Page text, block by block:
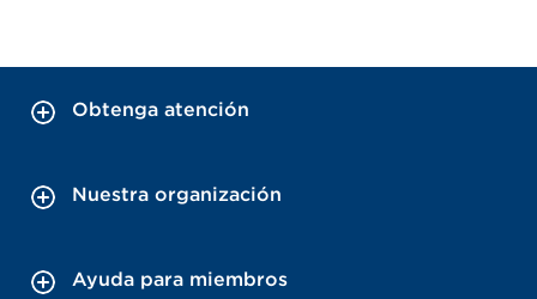
Obtenga atención
Nuestra organización
Ayuda para miembros